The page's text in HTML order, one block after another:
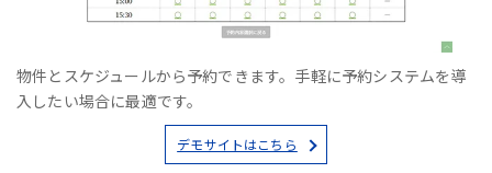
物件とスケジュールから予約できます。手軽に予約システムを導
入したい場合に最適です。
デモサイトはこちら